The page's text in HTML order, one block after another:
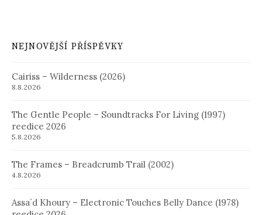
NEJNOVĚJŠÍ PŘÍSPĚVKY
Cairiss – Wilderness (2026)
8.8.2026
The Gentle People – Soundtracks For Living (1997)
reedice 2026
5.8.2026
The Frames – Breadcrumb Trail (2002)
4.8.2026
Assa´d Khoury – Electronic Touches Belly Dance (1978)